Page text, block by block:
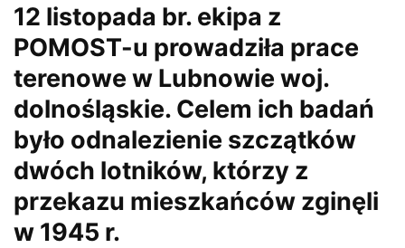
12 listopada br. ekipa z
POMOST-u prowadziła prace
terenowe w Lubnowie woj.
dolnośląskie. Celem ich badań
było odnalezienie szczątków
dwóch lotników, którzy z
przekazu mieszkańców zginęli
w 1945 r.